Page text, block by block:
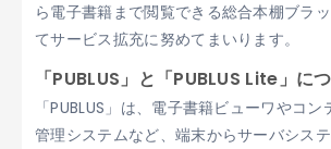
ら電子書籍まで閲覧できる総合本棚ブラ
てサービス拡充に努めてまいります。
「PUBLUS」と「PUBLUS Lite」に
「PUBLUS」は、電子書籍ビューワやコ
管理システムなど、端末からサーバシス